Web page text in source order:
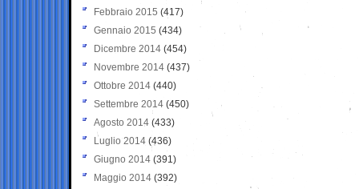
Febbraio 2015 (417)
Gennaio 2015 (434)
Dicembre 2014 (454)
Novembre 2014 (437)
Ottobre 2014 (440)
Settembre 2014 (450)
Agosto 2014 (433)
Luglio 2014 (436)
Giugno 2014 (391)
Maggio 2014 (392)